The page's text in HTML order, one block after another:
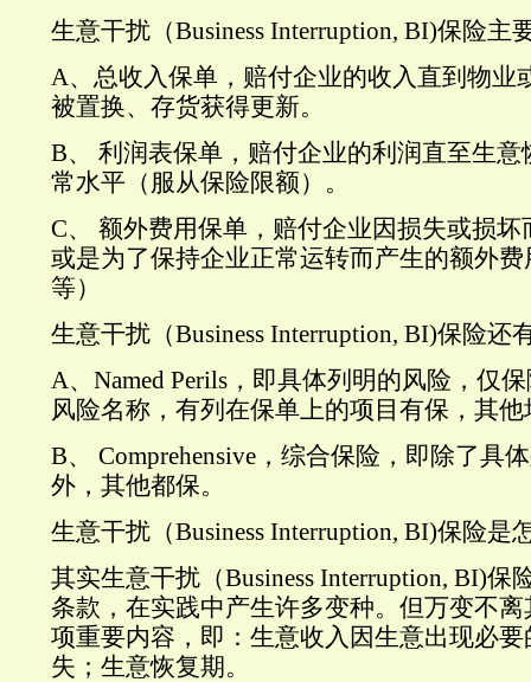
生意干扰（Business Interruption, BI)保险主
A、 总收入保单，赔付企业的收入直到物业
被置换、存货获得更新。
B、 利润表保单，赔付企业的利润直至生
常水平（服从保险限额）。
C、 额外费用保单，赔付企业因损失或损
或是为了保持企业正常运转而产生的额外费
等）
生意干扰（Business Interruption, BI)保险还
A、Named Perils ，即具体列明的风险，仅
风险名称，有列在保单上的项目有保，其
B、 Comprehensive ，综合保险，即除了具
外，其他都保。
生意干扰（Business Interruption, BI)保险是
其实生意干扰（Business Interruption, BI)保
条款，在实践中产生许多变种。但万变不
项重要内容，即：生意收入因生意出现必
失；生意恢复期。